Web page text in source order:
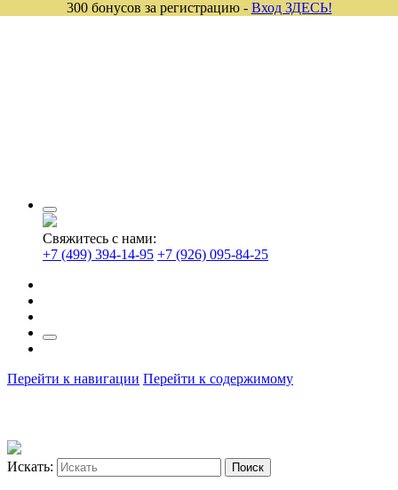
Свяжитесь с нами:
+7 (499) 394-14-95 +7 (926) 095-84-25
Перейти к навигации Перейти к содержимому
Искать:
300 бонусов за регистрацию - Вход ЗДЕСЬ!